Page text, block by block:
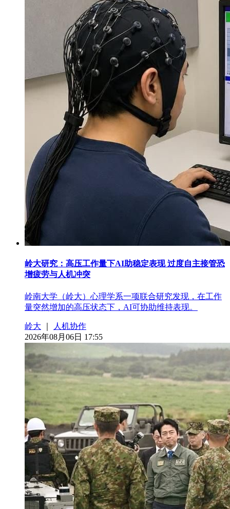
岭大研究：高压工作量下AI助稳定表现 过度自主接管恐
增疲劳与人机冲突
岭南大学（岭大）心理学系一项联合研究发现，在工作
量突然增加的高压状态下，AI可协助维持表现。
岭大
人机协作
2026年08月06日 17:55